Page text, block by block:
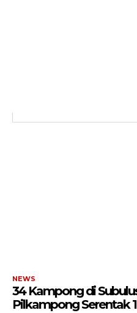
NEWS
34 Kampong di
Pilkampong Serentak